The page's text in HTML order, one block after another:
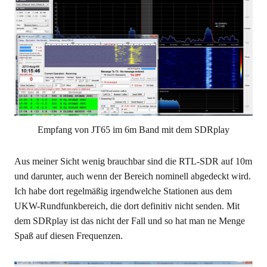
Empfang von JT65 im 6m Band mit dem SDRplay
Aus meiner Sicht wenig brauchbar sind die RTL-SDR auf 10m
und darunter, auch wenn der Bereich nominell abgedeckt wird.
Ich habe dort regelmäßig irgendwelche Stationen aus dem
UKW-Rundfunkbereich, die dort definitiv nicht senden. Mit
dem SDRplay ist das nicht der Fall und so hat man ne Menge
Spaß auf diesen Frequenzen.